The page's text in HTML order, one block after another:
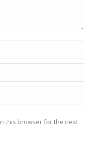
this browser for the next